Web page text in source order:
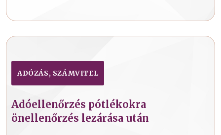
ADÓZÁS, SZÁMVITEL
Adóellenőrzés pótlékokra
önellenőrzés lezárása után